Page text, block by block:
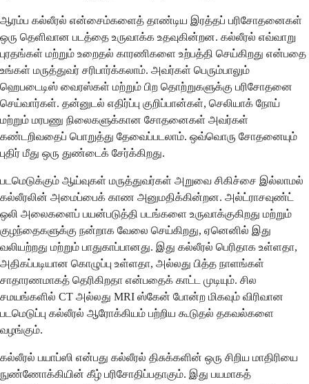
ஆரம்ப கல்லீரல் என்சைம்களைத் தாண்டிய இரத்தப் பரிசோதனைகள்
ஒரு தெளிவான படத்தை உருவாக்க உதவுகின்றன. கல்லீரல் எவ்வாறு
புரதங்கள் மற்றும் உறைதல் காரணிகளை உற்பத்தி செய்கிறது என்பதை
உங்கள் மருத்துவர் சரிபார்க்கலாம். அவர்கள் பெரும்பாலும்
ஹெபடைடிஸ் வைரஸ்கள் மற்றும் பிற தொற்றுகளுக்கு பரிசோதனை
செய்வார்கள். தன்னுடல் எதிர்ப்பு குறிப்பான்கள், செலியாக் நோய்
மற்றும் மரபணு நிலைகளுக்கான சோதனைகள் அவர்கள்
கண்டறிவதைப் பொறுத்து தேவைப்படலாம். ஒவ்வொரு சோதனையும்
புதிர் மீது ஒரு துண்டைக் சேர்க்கிறது.
படமெடுக்கும் ஆய்வுகள் மருத்துவர்கள் அறுவை சிகிச்சை இல்லாமல்
கல்லீரலின் அமைப்பைக் காண அனுமதிக்கின்றன. அல்ட்ராசவுண்ட்
ஒலி அலைகளைப் பயன்படுத்தி படங்களை உருவாக்குகிறது மற்றும்
குழந்தைகளுக்கு நன்றாக வேலை செய்கிறது, ஏனெனில் இது
வலியற்றது மற்றும் பாதுகாப்பானது. இது கல்லீரல் பெரிதாக உள்ளதா,
அதிகப்படியான கொழுப்பு உள்ளதா, அல்லது பித்த நாளங்கள்
சாதாரணமாகத் தெரிகிறதா என்பதைக் காட்ட முடியும். சில
சமயங்களில் CT அல்லது MRI ஸ்கேன் போன்ற மிகவும் விரிவான
படமெடுப்பு கல்லீரல் ஆரோக்கியம் பற்றிய கூடுதல் தகவல்களை
வழங்கும்.
கல்லீரல் பயாப்ஸி என்பது கல்லீரல் திசுக்களின் ஒரு சிறிய மாதிரியை
நுண்ணோக்கியின் கீழ் பரிசோதிப்பதாகும். இது பயமாகத்